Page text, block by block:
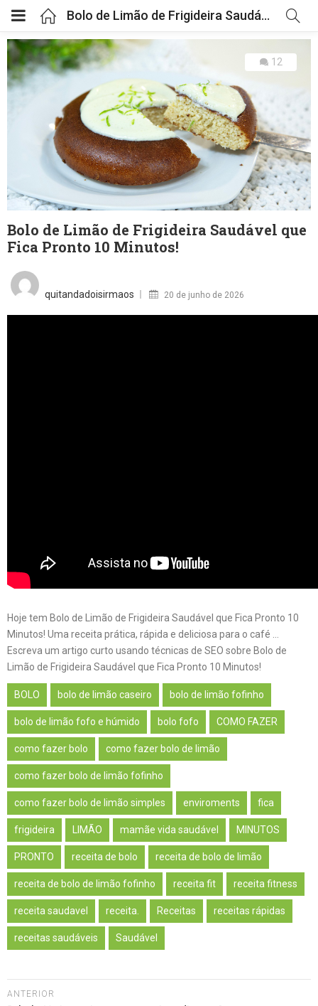
Bolo de Limão de Frigideira Saudável que Fica Pronto 10 Minutos!
12
Bolo de Limão de Frigideira Saudável que
Fica Pronto 10 Minutos!
quitandadoisirmaos 20 de junho de 2026
Hoje tem Bolo de Limão de Frigideira Saudável que Fica Pronto 10
Minutos! Uma receita prática, rápida e deliciosa para o café …
Escreva um artigo curto usando técnicas de SEO sobre Bolo de
Limão de Frigideira Saudável que Fica Pronto 10 Minutos!
BOLO bolo de limão caseiro bolo de limão fofinho
bolo de limão fofo e húmido bolo fofo COMO FAZER
como fazer bolo como fazer bolo de limão
como fazer bolo de limão fofinho
como fazer bolo de limão simples enviroments fica
frigideira LIMÃO mamãe vida saudável MINUTOS
PRONTO receita de bolo receita de bolo de limão
receita de bolo de limão fofinho receita fit receita fitness
receita saudavel receita. Receitas receitas rápidas
receitas saudáveis Saudável
ANTERIOR